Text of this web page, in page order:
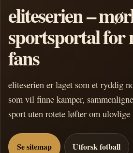
eliteserien –
sportsportal for
fans
eliteserien er laget som et ryddig
som vil finne kamper,
sport uten rotete løfter om ulovlige
Se sitemap Utforsk fotball